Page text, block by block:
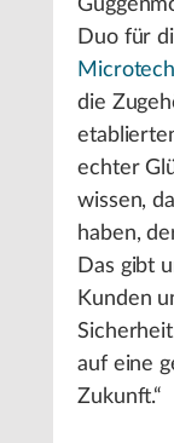
Duo für
die
echter
wissen,
haben,
Das gibt
Kunden
auf eine
Zukunft.“